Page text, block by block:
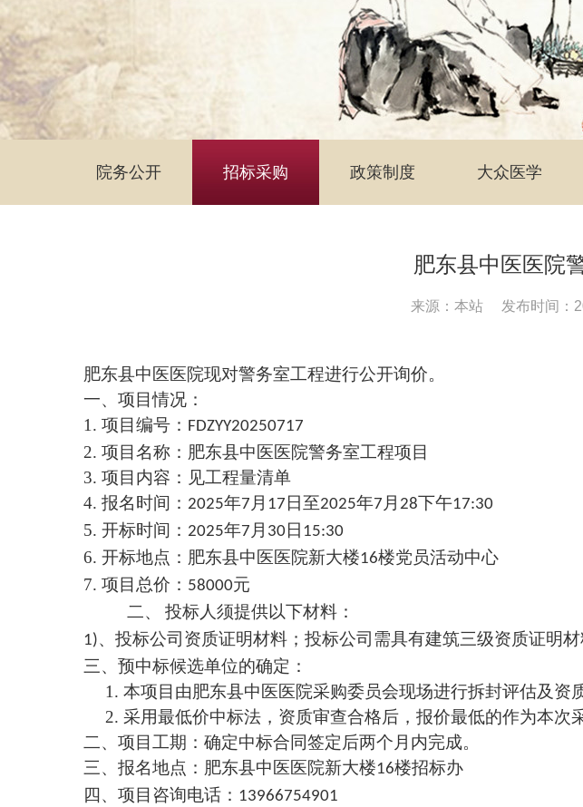
院务公开 招标采购 政策制度 大众医学
肥东县中医医院
来源：本站 发布时间：
肥东县中医医院现对警务室工程进行公开询价。
一、 项目情况：
1. 项目编号： FDZYY20250717
2. 项目名称：肥东县中医 医院警务室工程项目
3. 项目内容： 见工程量清单
4. 报名时间： 2025年7 月 17 日至2025年7 月 28下午17:30
5. 开标时间： 2025年7 月 30 日 15:30
6. 开标地点：肥东县中医医院新大楼16楼党员活动中心
7. 项目总价： 58000元
二、 投标人须提供以下材料 ：
1)、投标公司资质证明材料； 投标公司需具有建筑三级资质证明
三、预中标候选单位的确定：
1. 本项目由肥东县中医医院采购委员会现场进行拆封评估及资
2. 采用最低价中标法，资质审查合格后， 报价最低的作为本次
二、 项目工期 ： 确定中标合同签定后两个月内完成。
三、 报名地点 ： 肥东县中医医院新大楼16楼招标办
四、 项目 咨询电话： 13966754901